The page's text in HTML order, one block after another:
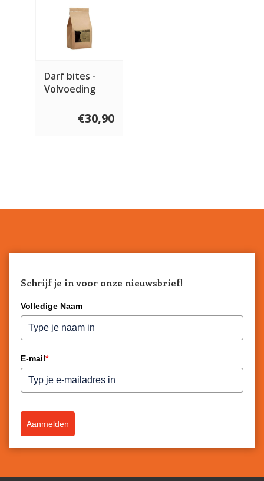
Darf bites -
Volvoeding
€30,90
Schrijf je in voor onze nieuwsbrief!
Volledige Naam
E-mail*
Aanmelden